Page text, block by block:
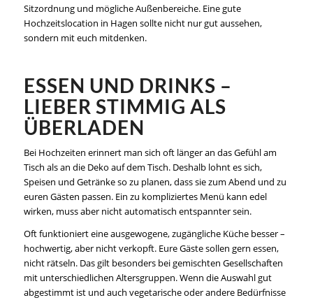
Sitzordnung und mögliche Außenbereiche. Eine gute
Hochzeitslocation in Hagen sollte nicht nur gut aussehen,
sondern mit euch mitdenken.
ESSEN UND DRINKS –
LIEBER STIMMIG ALS
ÜBERLADEN
Bei Hochzeiten erinnert man sich oft länger an das Gefühl am
Tisch als an die Deko auf dem Tisch. Deshalb lohnt es sich,
Speisen und Getränke so zu planen, dass sie zum Abend und zu
euren Gästen passen. Ein zu kompliziertes Menü kann edel
wirken, muss aber nicht automatisch entspannter sein.
Oft funktioniert eine ausgewogene, zugängliche Küche besser –
hochwertig, aber nicht verkopft. Eure Gäste sollen gern essen,
nicht rätseln. Das gilt besonders bei gemischten Gesellschaften
mit unterschiedlichen Altersgruppen. Wenn die Auswahl gut
abgestimmt ist und auch vegetarische oder andere Bedürfnisse